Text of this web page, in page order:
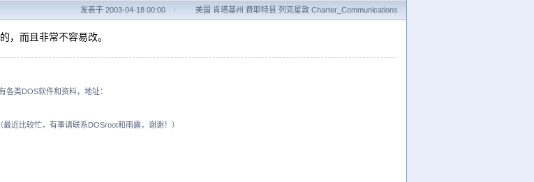
发表于 2003-04-18 00:00 · 美国 肯塔基州 费耶特县 列克星敦 Charter_Communications
，而且非常不容易改。
各类DOS软件和资料，地址：
近比较忙，有事请联系DOSroot和雨露，谢谢！）